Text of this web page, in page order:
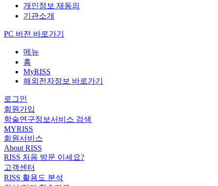
개인정보 재동의
기관소개
PC 버전 바로가기
메뉴
홈
MyRISS
해외전자정보 바로가기
로그인
회원가입
학술연구정보서비스 검색
MYRISS
회원서비스
About RISS
RISS 처음 방문 이세요?
고객센터
RISS 활용도 분석